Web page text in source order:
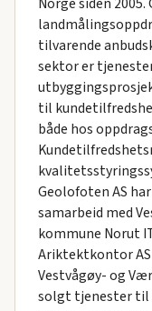
tilvarende
sektor er
til
både hos
Geolofoten AS
samarbeid med
kommune Norut
Ariktektkontor
Vestvågøy- og
solgt tjenester til